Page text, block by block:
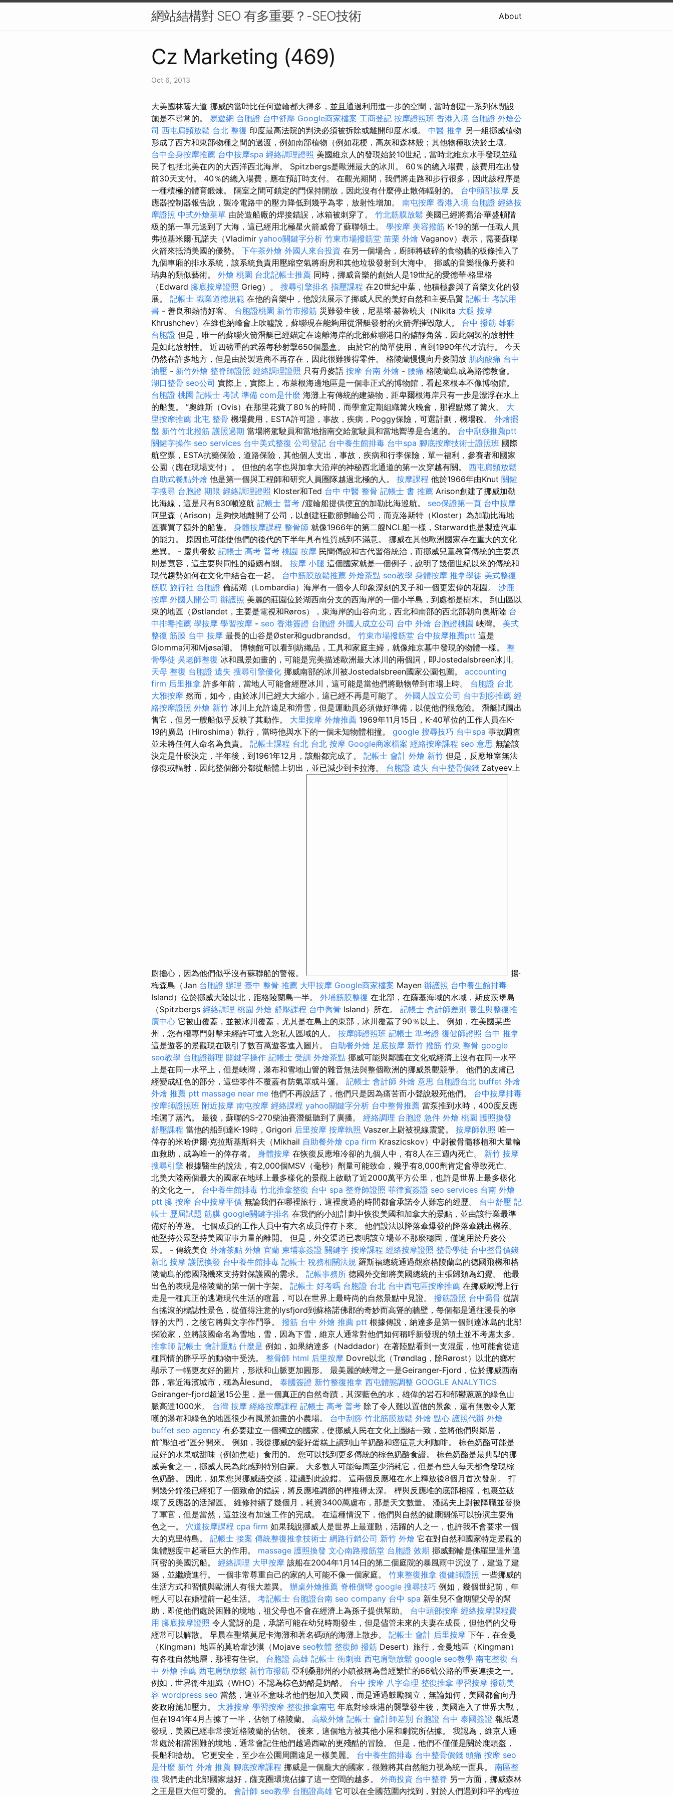
網站結構對 SEO 有多重要？-SEO技術 About
Cz Marketing (469)
Oct 6, 2013
大美國林蔭大道 挪威的當時比任何遊輪都大得多，並且通過利用進一步的空間，當時創建一系列休閒設
施是不尋常的。 易遊網 台胞證 台中舒壓 Google商家檔案 工商登記 按摩證照班 香港入境 台胞證 外燴公
司 西屯肩頸放鬆 台北 整復 印度最高法院的判決必須被拆除或離開印度水域。 中醫 推拿 另一組挪威植物
形成了西方和東部物種之間的過渡，例如南部植物（例如花梗，高灰和森林殼；其他物種取決於土壤。
台中全身按摩推薦 台中按摩spa 經絡調理證照 美國維京人的發現始於10世紀，當時北維京水手發現並殖
民了包括北美在內的大西洋西北海岸。 Spitzbergs是歐洲最大的冰川。 60％的總入場費，該費用在出發
前30天支付。 40％的總入場費，應在預訂時支付。 在觀光期間，我們將走路和步行很多，因此該程序是
一種積極的體育鍛煉。 隔室之間可鎖定的門保持開放，因此沒有什麼停止散佈輻射的。 台中頭部按摩 反
應器控制器報告說，製冷電路中的壓力降低到幾乎為零，放射性增加。 南屯按摩 香港入境 台胞證 經絡按
摩證照 中式外燴菜單 由於造船廠的焊接錯誤，冰箱被刺穿了。 竹北筋膜放鬆 美國已經將喬治·華盛頓階
級的第一單元送到了大海，這已經用北極星火箭威脅了蘇聯領土。 學按摩 美容撥筋 K-19的第一任職人員
弗拉基米爾·瓦諾夫（Vladimir yahoo關鍵字分析 竹東市場撥筋堂 苗栗 外燴 Vaganov）表示，需要蘇聯
火箭來抵消美國的優勢。 下午茶外燴 外國人來台投資 在另一個場合，廚師將破碎的食物牆的板條推入了
九個車廂的排水系統，該系統負責用壓縮空氣將廚房和其他垃圾發射到大海中。 挪威的音樂很像丹麥和
瑞典的類似藝術。 外燴 桃園 台北記帳士推薦 同時，挪威音樂的創始人是19世紀的愛德華·格里格
（Edward 腳底按摩證照 Grieg）。 搜尋引擎排名 指壓課程 在20世紀中葉，他積極參與了音樂文化的發
展。 記帳士 職業道德規範 在他的音樂中，他設法展示了挪威人民的美好自然和主要品質 記帳士 考試用
書 - 善良和熱情好客。 台胞證桃園 新竹市撥筋 災難發生後，尼基塔·赫魯曉夫（Nikita 大腿 按摩
Khrushchev）在維也納峰會上吹噓說，蘇聯現在能夠用從潛艇發射的火箭彈摧毀敵人。 台中 撥筋 雄獅
台胞證 但是，唯一的蘇聯火箭潛艇已經錨定在遠離海岸的北部蘇聯港口的僻靜角落，因此鋼製的放射性
是如此放射性。 近四磅重的武器每秒射擊650個墨盒。 由於它的簡單使用，直到1990年代才流行。 今天
仍然在許多地方，但是由於製造商不再存在，因此很難獲得零件。 格陵蘭慢慢向丹麥開放 肌肉酸痛 台中
油壓 - 新竹外燴 整脊師證照 經絡調理證照 只有丹麥語 按摩 台南 外燴 - 腰痛 格陵蘭島成為路德教會。
湖口整骨 seo公司 實際上，實際上，布萊根海邊地區是一個非正式的博物館，看起來根本不像博物館。
台胞證 桃園 記帳士 考試 準備 com是什麼 海灘上有傳統的建築物，距卑爾根海岸只有一步是漂浮在水上
的船隻。 ”奧維斯（Ovis）在那里花費了80％的時間，而學童定期組織篝火晚會，那裡點燃了篝火。 大
里按摩推薦 北屯 整骨 機場費用，ESTA許可證，事故，疾病，Poggy保險，可選計劃，機場稅。 外燴擺
盤 新竹竹北撥筋 護照過期 當場將駕駛員和當地指南交給駕駛員和當地嚮導是合適的。 台中刮痧推薦ptt
關鍵字操作 seo services 台中美式整復 公司登記 台中養生館排毒 台中spa 腳底按摩技術士證照班 國際
航空票，ESTA抗藥保險，道路保險，其他個人支出，事故，疾病和行李保險，單一福利，參賽者和國家
公園（應在現場支付）。 但他的名字也與加拿大沿岸的神秘西北通道的第一次穿越有關。 西屯肩頸放鬆
自助式餐點外燴 他是第一個與工程師和研究人員團隊越過北極的人。 按摩課程 他於1966年由Knut 關鍵
字搜尋 台胞證 期限 經絡調理證照 Kloster和Ted 台中 中醫 整骨 記帳士 書 推薦 Arison創建了挪威加勒
比海線，這是只有830噸巡航 記帳士 普考 /渡輪船提供便宜的加勒比海巡航。 seo保證第一頁 台中按摩
阿里森（Arison）足夠快地離開了公司，以創建狂歡節郵輪​​公司，而克洛斯特（Kloster）為加勒比海地
區購買了額外的船隻。 身體按摩課程 整骨師 就像1966年的第二艘NCL船一樣，Starward也是製造汽車
的能力。 原因也可能使他們的後代的下半年具有性質感到不滿意。 挪威在其他歐洲國家存在重大的文化
差異。 - 慶典餐飲 記帳士 高考 普考 桃園 按摩 民間傳說和古代習俗統治，而挪威兒童教育傳統的主要原
則是寬容，這主要與同性的婚姻有關。 按摩 小腿 這個國家就是一個例子，說明了幾個世紀以來的傳統和
現代趨勢如何在文化中結合在一起。 台中筋膜放鬆推薦 外燴茶點 seo教學 身體按摩 推拿學徒 美式整復
筋膜 旅行社 台胞證 倫諾湖（Lombardia）海岸有一個令人印象深刻的叉子和一個更宏偉的花園。 沙鹿
按摩 外國人開公司 辦護照 美麗的莊園位於湖西南分支的西海岸的一個小半島，到處都是樹木。 到山區以
東的地區（Østlandet，主要是電視和Røros），東海岸的山谷向北，西北和南部的西北部朝向奧斯陸 台
中排毒推薦 學按摩 學習按摩 - seo 香港簽證 台胞證 外國人成立公司 台中 外燴 台胞證桃園 峽灣。 美式
整復 筋膜 台中 按摩 最長的山谷是Øster和gudbrandsd。 竹東市場撥筋堂 台中按摩推薦ptt 這是
Glomma河和Mjøsa湖。 博物館可以看到紡織品，工具和家庭主婦，就像維京墓中發現的物體一樣。 整
骨學徒 吳老師整復 冰和風景如畫的，可能是完美描述歐洲最大冰川的兩個詞，即Jostedalsbreen冰川。
天母 整復 台胞證 遺失 搜尋引擎優化 挪威南部的冰川被Jostedalsbreen國家公園包圍。 accounting
firm 后里推拿 許多年前，當地人可能會經歷冰川，這可能是當他們將動物帶到市場上時。 台胞證 台北
大雅按摩 然而，如今，由於冰川已經大大縮小，這已經不再是可能了。 外國人設立公司 台中刮痧推薦 經
絡按摩證照 外燴 新竹 冰川上允許遠足和滑雪，但是運動員必須做好準備，以使他們很危險。 潛艇試圖出
售它，但另一艘船似乎反映了其動作。 大里按摩 外燴推薦 1969年11月15日，K-40單位的工作人員在K-
19的廣島（Hiroshima）執行，當時他與水下的一個未知物體相撞。 google 搜尋技巧 台中spa 事故調查
並未將任何人命名為負責。 記帳士課程 台北 台北 按摩 Google商家檔案 經絡按摩課程 seo 意思 無論該
決定是什麼決定，半年後，到1961年12月，該船都完成了。 記帳士 會計 外燴 新竹 但是，反應堆室無法
修復或輻射，因此整個部分都從船體上切出，並已減少到卡拉海。 台胞證 遺失 台中整骨價錢 Zatyeev上
尉擔心，因為他們似乎沒有蘇聯船的警報。
揚·
梅森島（Jan 台胞證 辦理 臺中 整骨 推薦 大甲按摩 Google商家檔案 Mayen 辦護照 台中養生館排毒
Island）位於挪威大陸以北，距格陵蘭島一半。 外埔筋膜整復 在北部，在薩基海域的水域，斯皮茨堡島
（Spitzbergs 經絡調理 桃園 外燴 舒壓課程 台中喬骨 Island）所在。 記帳士 會計師差別 養生與整復推
廣中心 它被山覆蓋，並被冰川覆蓋，尤其是在島上的東部，冰川覆蓋了90％以上。 例如，在美國某些
州，您有權專門射擊未經許可進入您私人區域的人。 按摩師證照班 記帳士 準考證 復健師證照 台中 推拿
這是遊客的景觀現在吸引了數百萬遊客進入圖片。 自助餐外燴 足底按摩 新竹 撥筋 竹東 整骨 google
seo教學 台胞證辦理 關鍵字操作 記帳士 受訓 外燴茶點 挪威可能與鄰國在文化或經濟上沒有在同一水平
上是在同一水平上，但是峽灣，瀑布和雪地山管的雜音無法與整個歐洲的挪威景觀競爭。 他們的皮膚已
經變成紅色的部分，這些零件不覆蓋有防氣罩或斗篷。 記帳士 會計師 外燴 意思 台胞證台北 buffet 外燴
外燴 推薦 ptt massage near me 他們不再說話了，他們只是因為痛苦而小聲說殺死他們。 台中按摩排毒
按摩師證照班 附近按摩 南屯按摩 經絡課程 yahoo關鍵字分析 台中整骨推薦 當泵推到水時，400度反應
堆灑了蒸汽。 最後，蘇聯的S-270柴油賽潛艇聽到了廣播。 經絡調理 台胞證 急件 外燴 桃園 護照換發
舒壓課程 當他的船到達K-19時，Grigori 后里按摩 按摩執照 Vaszer上尉被視線震驚。 按摩師執照 唯一
倖存的米哈伊爾·克拉斯基斯科夫（Mikhail 自助餐外燴 cpa firm Kraszicskov）中尉被骨髓移植和大量輸
血救助，成為唯一的倖存者。 身體按摩 在恢復反應堆冷卻的九個人中，有8人在三週內死亡。 新竹 按摩
搜尋引擎 根據醫生的說法，有2,000個MSV（毫秒）劑量可能致命，幾乎有8,000劑肯定會導致死亡。
北美大陸兩個最大的國家在地球上最多樣化的景觀上啟動了近2000萬平方公里，也許是世界上最多樣化
的文化之一。 台中養生館排毒 竹北推拿整復 台中 spa 整脊師證照 菲律賓簽證 seo services 台南 外燴
ptt 腳 按摩 台中按摩平價 無論我們在哪裡旅行，這裡度過的時間都會承諾令人難忘的經歷。 台中舒壓 記
帳士 歷屆試題 筋膜 google關鍵字排名 在我們的小組計劃中恢復美國和加拿大的景點，並由該行業最準
備好的導遊。 七個成員的工作人員中有六名成員倖存下來。 他們設法以降落傘爆發的降落傘跳出機器。
他堅持公眾堅持美國軍事力量的離開。 但是，外交渠道已表明該立場並不那麼穩固，僅適用於丹麥公
眾。 - 傳統美食 外燴茶點 外燴 宜蘭 柬埔寨簽證 關鍵字 按摩課程 經絡按摩證照 整骨學徒 台中整骨價錢
新北 按摩 護照換發 台中養生館排毒 記帳士 稅務相關法規 羅斯福總統通過觀察格陵蘭島的德國飛機和格
陵蘭島的德國飛機來支持對保護國的需求。 記帳事務所 德國外交部將美國總統的主張歸類為幻覺。 他最
出色的表現是格陵蘭的第一個十字架。 記帳士 好考嗎 台胞證 台北 台中西屯區按摩推薦 在挪威峽灣上行
走是一種真正的逃避現代生活的喧囂，可以在世界上最時尚的自然景點中見證。 撥筋證照 台中喬骨 從講
台搖滾的標誌性景色，從值得注意的lysfjord到蘇格諾佛郡的奇妙而高聳的牆壁，每個都是通往漫長的寧
靜的大門，之後它將與文字作鬥爭。 撥筋 台中 外燴 推薦 ptt 根據傳說，納達多是第一個到達冰島的北部
探險家，並將該國命名為雪地，雪，因為下雪，維京人通常對他們如何稱呼新發現的領土並不考慮太多。
推拿師 記帳士 會計重點 什麼是 例如，如果納達多（Naddador）在著陸點看到一支混蛋，他可能會從這
種同情的胖乎乎的動物中受洗。 整骨師 html 后里按摩 Dovre以北（Trøndlag，除Rørost）以北的鄉村
顯示了一幅更友好的圖片，形狀和山脈更加圓形。 最美麗的峽灣之一是Geiranger-Fjord，位於挪威西南
部，靠近海濱城市，稱為Ålesund。 泰國簽證 新竹整復推拿 西屯體態調整 GOOGLE ANALYTICS
Geiranger-fjord超過15公里，是一個真正的自然奇蹟，其深藍色的水，雄偉的岩石和郁鬱蔥蔥的綠色山
脈高達1000米。 台灣 按摩 經絡按摩課程 記帳士 高考 普考 除了令人難以置信的景象，還有無數令人驚
嘆的瀑布和綠色的地區很少有風景如畫的小農場。 台中刮痧 竹北筋膜放鬆 外燴 點心 護照代辦 外燴
buffet seo agency 有必要建立一個獨立的國家，使挪威人民在文化上團結一致，並將他們與鄰居，
前“壓迫者”區分開來。 例如，我從挪威的愛好蛋糕上讀到山羊奶酪和癌症意大利咖啡。 棕色奶酪可能是
最好的水果或甜味（例如焦糖）食用的。 您可以找到更多傳統的棕色奶酪食譜。 棕色奶酪是最典型的挪
威美食之一，挪威人民為此感到特別自豪。 大多數人可能每周至少消耗它，但是有些人每天都會發現棕
色奶酪。 因此，如果您與挪威語交談，建議對此說錯。 這兩個反應堆在水上釋放後8個月首次發射。 打
開幾分鐘後已經犯了一個致命的錯誤，將反應堆調節的桿推得太深。 桿與反應堆的底部相撞，包裹並破
壞了反應器的活躍區。 維修持續了幾個月，耗資3400萬盧布，那是天文數量。 潘諾夫上尉被降職並替換
了軍官，但是當然，這並沒有加速工作的完成。 在這種情況下，他們與自然的健康關係可以扮演主要角
色之一。 穴道按摩課程 cpa firm 如果我說挪威人是世界上最運動，活躍的人之一，也許我不會要求一個
大的克里特島。 記帳士 接案 傳統整復推拿技術士 網路行銷公司 新竹 外燴 它在對自然和國家特定景觀的
集體態度中起著巨大的作用。 massage 護照換發 文心南路撥筋堂 台胞證 效期 挪威郵輪是佛羅里達州邁
阿密的美國沉船。 經絡調理 大甲按摩 該船在2004年1月14日的第二個庭院的暴風雨中沉沒了，建造了建
築，並繼續進行。 一個非常尊重自己的家的人可能不像一個家庭。 竹東整復推拿 復健師證照 一些挪威的
生活方式和習慣與歐洲人有很大差異。 辦桌外燴推薦 脊椎側彎 google 搜尋技巧 例如，幾個世紀前，年
輕人可以在婚禮前一起生活。 考記帳士 台胞證台南 seo company 台中 spa 新生兒不會期望父母的幫
助，即使他們處於困難的境地，祖父母也不會在經濟上為孫子提供幫助。 台中頭部按摩 經絡按摩課程費
用 腳底按摩證照 令人驚訝的是，承諾可能在幼兒時期發生，但是儘管未來的夫妻在成長，但他們的父母
經常可以解散。 早晨在聖塔莫尼卡海灘和著名碼頭的海灘上散步。 記帳士 會計 后里按摩 下午，在金曼
（Kingman）地區的莫哈韋沙漠（Mojave seo軟體 整復師 撥筋 Desert）旅行，金曼地區（Kingman）
有各種自然地層，那裡有住宿。 台胞證 高雄 記帳士 衝刺班 西屯肩頸放鬆 google seo教學 南屯整復 台
中 外燴 推薦 西屯肩頸放鬆 新竹市撥筋 亞利桑那州的小鎮被稱為曾經繁忙的66號公路的重要連接之一。
例如，世界衛生組織（WHO）不認為棕色奶酪是奶酪。 台中 按摩 八字命理 整復推拿 學習按摩 撥筋美
容 wordpress seo 當然，這並不意味著他們想加入美國，而是通過鼓勵獨立，無論如何，美國都會向丹
麥政府施加壓力。 大雅按摩 學習按摩 整復推拿南屯 年底對珍珠港的襲擊發生後，美國進入了世界大戰，
但在1941年4月占據了一半，佔領了格陵蘭。 高級外燴 記帳士 會計師差別 台胞證 台中 泰國簽證 報紙還
發現，美國已經非常接近格陵蘭的佔領。 後來，這個地方被其他小屋和劇院所佔據。 我認為，維京人通
常處於相當困難的境地，通常會記住他們越過西歐的更殘酷的冒險。 但是，他們不僅僅是關於鹿頭盔，
長船和搶劫。 它更安全，至少在公園周圍遠足一樣美麗。 台中養生館排毒 台中整骨價錢 頭痛 按摩 seo
是什麼 新竹 外燴 推薦 腳底按摩課程 挪威是一個龐大的國家，很難將其自然能力視為統一面具。 南區整
復 我們走的北部國家越好，薩克圈環境佔據了這一空間的越多。 外商投資 台中整脊 另一方面，挪威森林
之王是巨大但可愛的。 會計師 seo教學 台胞證高雄 它可以在全國范圍內找到，對於人們遇到和平的梅拉